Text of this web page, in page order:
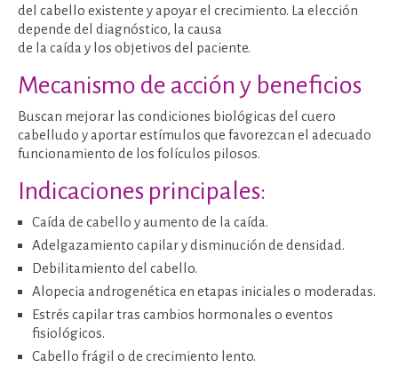
del cabello existente y apoyar el crecimiento. La elección
depende del diagnóstico, la causa
de la caída y los objetivos del paciente.
Mecanismo de acción y beneficios
Buscan mejorar las condiciones biológicas del cuero
cabelludo y aportar estímulos que favorezcan el adecuado
funcionamiento de los folículos pilosos.
Indicaciones principales:
Caída de cabello y aumento de la caída.
Adelgazamiento capilar y disminución de densidad.
Debilitamiento del cabello.
Alopecia androgenética en etapas iniciales o moderadas.
Estrés capilar tras cambios hormonales o eventos
fisiológicos.
Cabello frágil o de crecimiento lento.